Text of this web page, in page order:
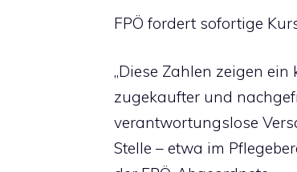
FPÖ fordert sofortige
„Diese Zahlen zeigen
zugekaufter und
verantwortungslose
Stelle – etwa im